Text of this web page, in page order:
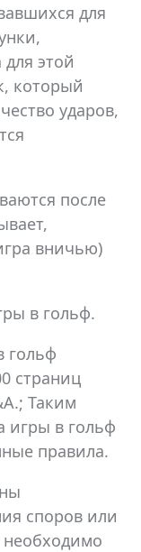
для
этой
который
ударов,
после
вничью)
в гольф.
гольф
страниц
Таким
игры в гольф
правила.
споров или
необходимо